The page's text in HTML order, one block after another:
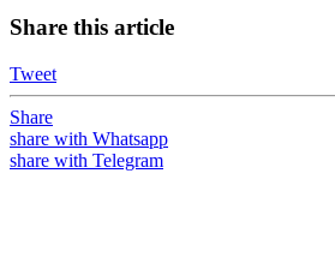
Share this article
Tweet
Share
share with Whatsapp
share with Telegram